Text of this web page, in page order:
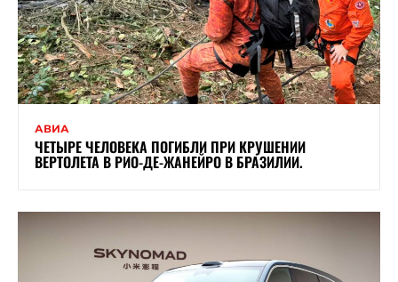
АВИА
ЧЕТЫРЕ ЧЕЛОВЕКА ПОГИБЛИ ПРИ КРУШЕНИИ
ВЕРТОЛЕТА В РИО-ДЕ-ЖАНЕЙРО В БРАЗИЛИИ.